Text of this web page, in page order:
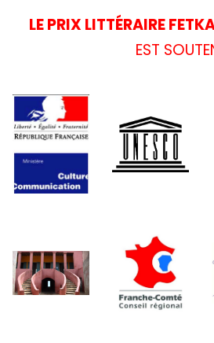
LE PRIX LITTÉRAIRE
EST